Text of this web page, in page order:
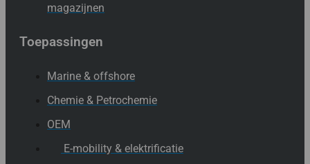
magazijnen
Toepassingen
Marine & offshore
Chemie & Petrochemie
OEM
E-mobility & elektrificatie